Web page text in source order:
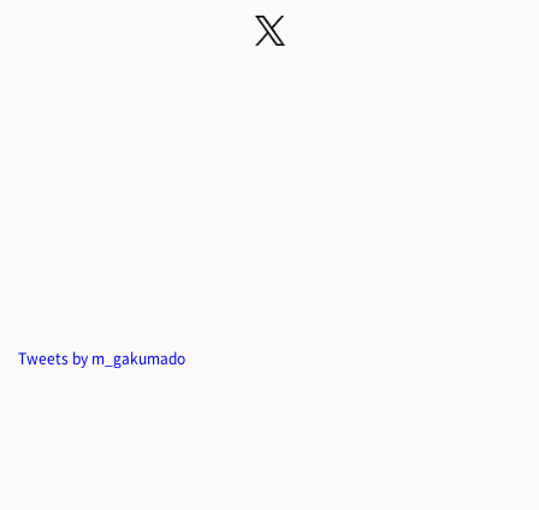
Tweets by m_gakumado